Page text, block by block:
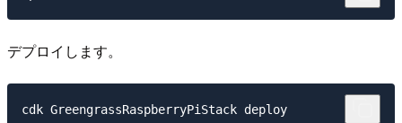
デプロイします。